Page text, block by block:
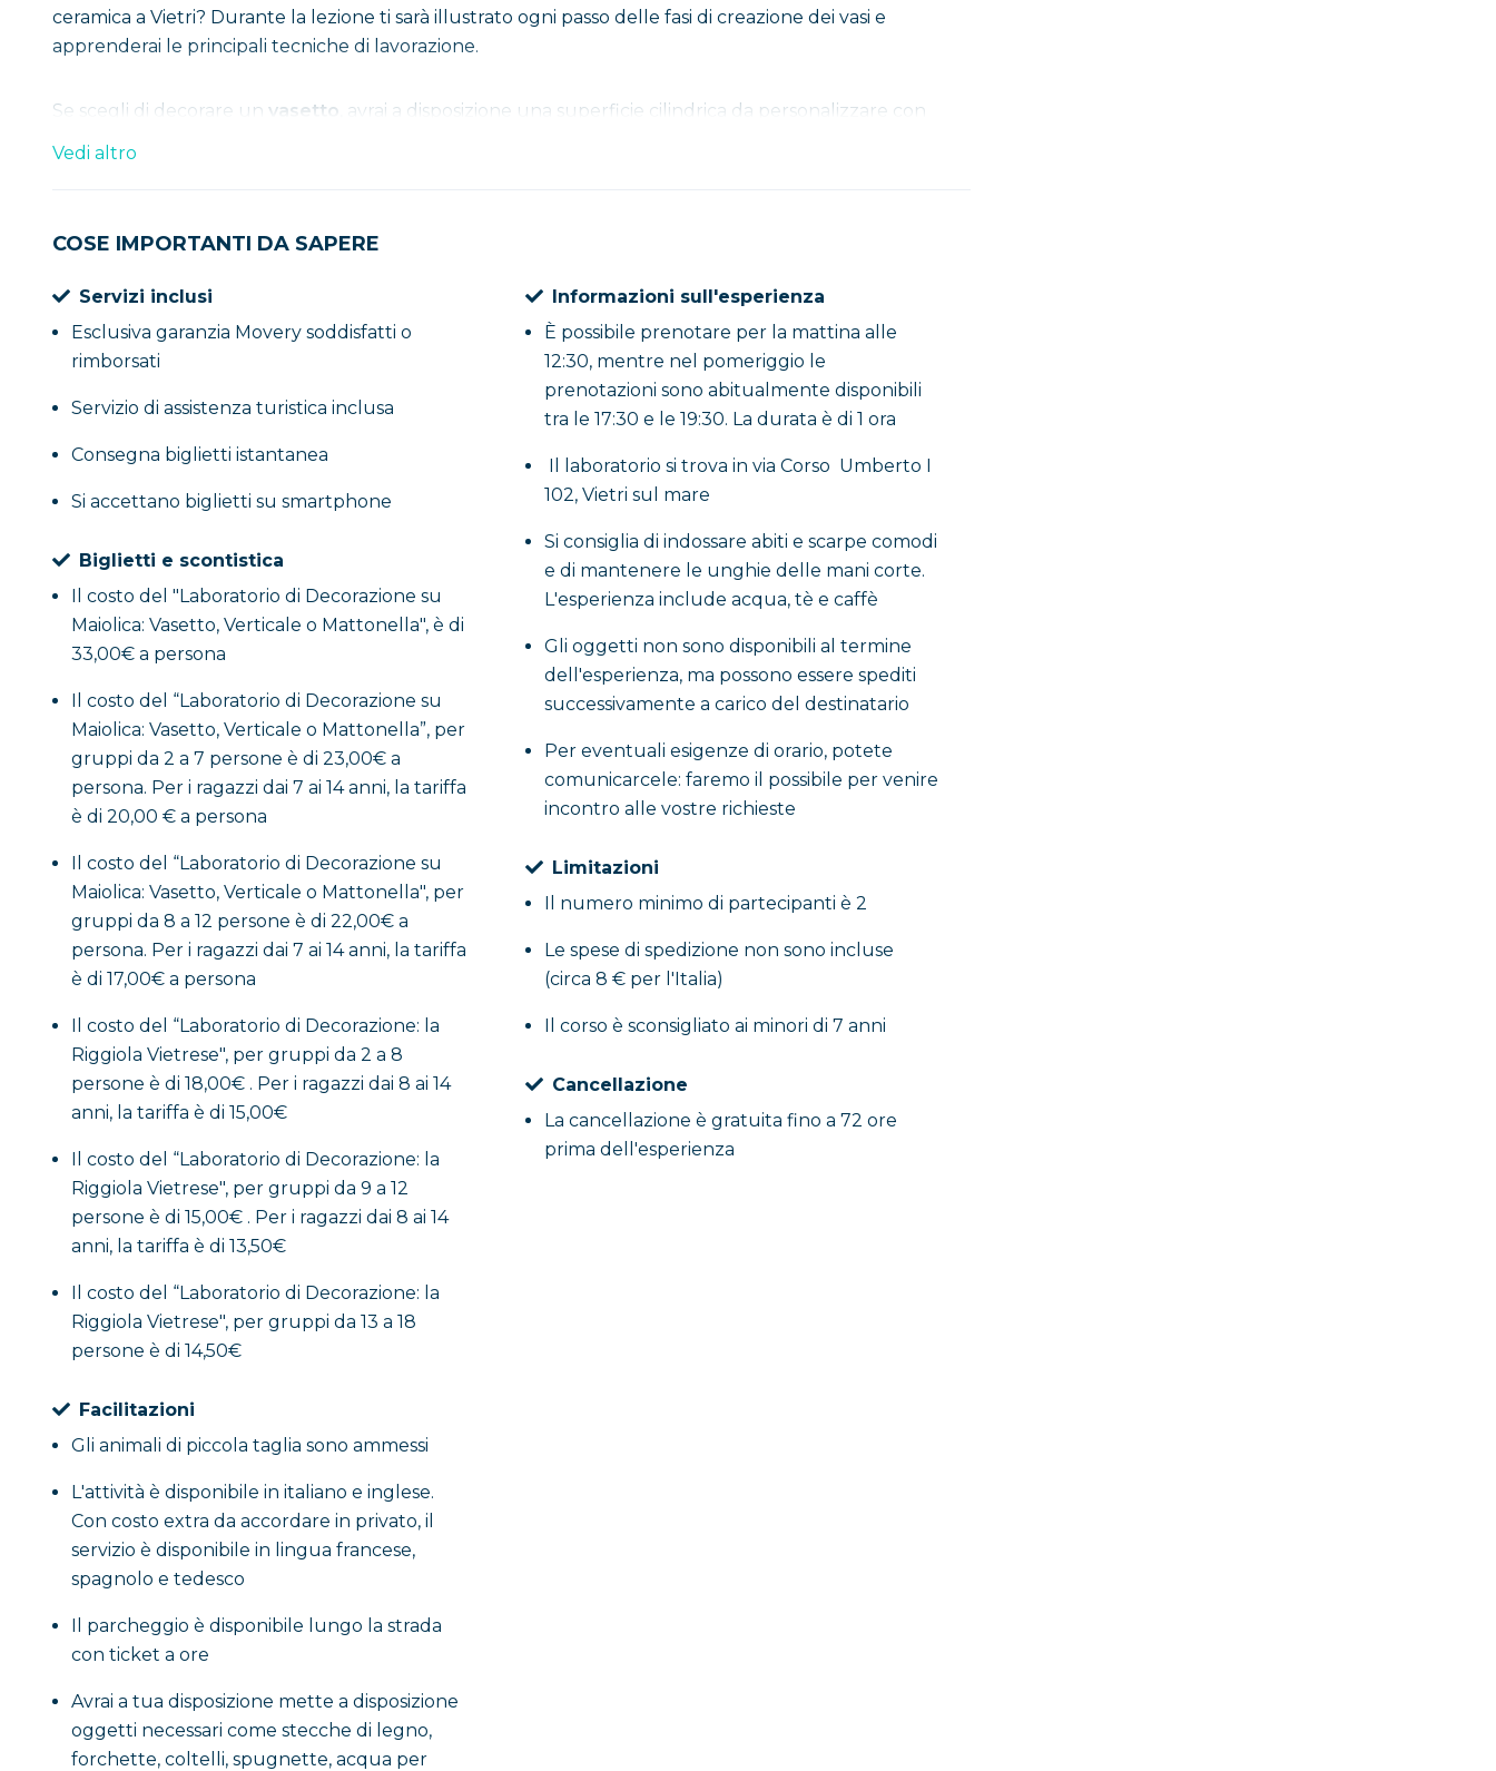
ceramica a Vietri? Durante la lezione ti sarà illustrato ogni passo delle fasi di creazione dei vasi e
apprenderai le principali tecniche di lavorazione.
Se scegli di decorare un vasetto
, avrai a disposizione una superficie cilindrica da personalizzare con
motivi creativi. La decorazione in verticale ti permetterà di lavorare in altezza, creando disegni che si
decorazione in modo orizzontale. Questo ti darà più spazio per creare disegni più ampi o composti, che
potrai arricchire con dettagli e colori. La mattonella decorata sarà un ricordo perfetto da esporre o
utilizzare come elemento decorativo.
In entrambi i casi, avrai a disposizione smalti e pennelli specifici per la decorazione su ceramica, e sarò al
tuo fianco per guidarti attraverso il processo. Potrai personalizzare il tuo lavoro con motivi tradizionali,
astratti, o ispirati alla tua creatività, rendendo ogni pezzo unico e speciale.
Il corso ti permetterà di sbizzarrirti con le decorazioni e imparerai al contempo l’uso della tradizionale
tornietta, o torniello, utensile tipico della
lavorazione artigianale. Inoltre, gli oggetti creati potranno
essere spediti, una volta cotti, con spese a carico dei partecipanti.
Laboratorio di Decorazione: la Riggiola Vietrese
Un laboratorio creativo dedicato alla decorazione della riggiola vietrese, perfetto pergruppi numerosi
ed eterogenei
. In un’ora di attività, i partecipanti decoreranno una piastrella in maiolica raffigurante un
limone , simbolo iconico della Costiera Amalfitana, arricchito dafiori e fogliedella tradizione locale.
Un’esperienza coinvolgente e accessibile a tutti, ideale per scoprire l’arte ceramica di Vietri e realizzare
un manufatto autentico e ricco di colori.
Hai voglia anche tu di lanciarti nella fantastica arte della ceramica vietrese? Allora sbrigati a prenotare il
tuo posto!
Vedi altro
COSE IMPORTANTI DA SAPERE
Servizi inclusi
Esclusiva garanzia Movery soddisfatti o
rimborsati
Servizio di assistenza turistica inclusa
Consegna biglietti istantanea
Si accettano biglietti su smartphone
Biglietti e scontistica
Il costo del "Laboratorio di Decorazione su
Maiolica: Vasetto, Verticale o Mattonella", è di
33,00€ a persona
Il costo del “Laboratorio di Decorazione su
Maiolica: Vasetto, Verticale o Mattonella”, per
gruppi da 2 a 7 persone è di 23,00€ a
persona. Per i ragazzi dai 7 ai 14 anni, la tariffa
è di 20,00 € a persona
Il costo del “Laboratorio di Decorazione su
Maiolica: Vasetto, Verticale o Mattonella", per
gruppi da 8 a 12 persone è di 22,00€ a
persona. Per i ragazzi dai 7 ai 14 anni, la tariffa
è di 17,00€ a persona
Il costo del “Laboratorio di Decorazione: la
Riggiola Vietrese", per gruppi da 2 a 8
persone è di 18,00€ . Per i ragazzi dai 8 ai 14
anni, la tariffa è di 15,00€
Il costo del “Laboratorio di Decorazione: la
Riggiola Vietrese", per gruppi da 9 a 12
persone è di 15,00€ . Per i ragazzi dai 8 ai 14
anni, la tariffa è di 13,50€
Il costo del “Laboratorio di Decorazione: la
Riggiola Vietrese", per gruppi da 13 a 18
persone è di 14,50€
Facilitazioni
Gli animali di piccola taglia sono ammessi
L'attività è disponibile in italiano e inglese.
Con costo extra da accordare in privato, il
servizio è disponibile in lingua francese,
spagnolo e tedesco
Il parcheggio è disponibile lungo la strada
con ticket a ore
Avrai a tua disposizione mette a disposizione
oggetti necessari come stecche di legno,
forchette, coltelli, spugnette, acqua per
Informazioni sull'esperienza
È possibile prenotare per la mattina alle
12:30, mentre nel pomeriggio le
prenotazioni sono abitualmente disponibili
tra le 17:30 e le 19:30. La durata è di 1 ora
Il laboratorio si trova in via Corso Umberto I
102, Vietri sul mare
Si consiglia di indossare abiti e scarpe comodi
e di mantenere le unghie delle mani corte.
L'esperienza include acqua, tè e caffè
Gli oggetti non sono disponibili al termine
dell'esperienza, ma possono essere spediti
successivamente a carico del destinatario
Per eventuali esigenze di orario, potete
comunicarcele: faremo il possibile per venire
incontro alle vostre richieste
Limitazioni
Il numero minimo di partecipanti è 2
Le spese di spedizione non sono incluse
(circa 8 € per l'Italia)
Il corso è sconsigliato ai minori di 7 anni
Cancellazione
La cancellazione è gratuita fino a 72 ore
prima dell'esperienza